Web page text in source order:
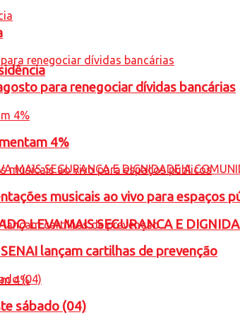
LEVA MAIS SEGURANCA E
para renegociar dívidas bancárias
4%
musicais ao vivo para espaços
lançam cartilhas de prevenção
sábado (04)